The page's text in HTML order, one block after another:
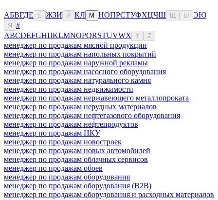
АБВГДЕ Ё ЖЗИ Й КЛ М НОПРСТУФХЦЧШ Ы ЭЮ
Я
#
ABCDEFGHIJKLMNOPQRSTUVWX Y Z
менеджер по продажам мясной продукции
менеджер по продажам напольных покрытий
менеджер по продажам наружной рекламы
менеджер по продажам насосного оборудования
менеджер по продажам натурального камня
менеджер по продажам недвижимости
менеджер по продажам нержавеющего металлопроката
менеджер по продажам нерудных материалов
менеджер по продажам нефтегазового оборудования
менеджер по продажам нефтепродуктов
менеджер по продажам НКУ
менеджер по продажам новостроек
менеджер по продажам новых автомобилей
менеджер по продажам облачных сервисов
менеджер по продажам обоев
менеджер по продажам оборудования
менеджер по продажам оборудования (B2B)
менеджер по продажам оборудования и расходных материалов